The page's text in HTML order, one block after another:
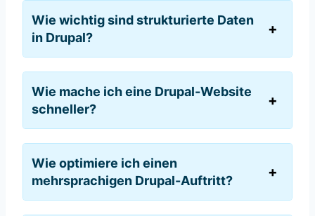
Wie wichtig sind strukturierte Daten
in Drupal?
Wie mache ich eine Drupal-Website
schneller?
Wie optimiere ich einen
mehrsprachigen Drupal-Auftritt?